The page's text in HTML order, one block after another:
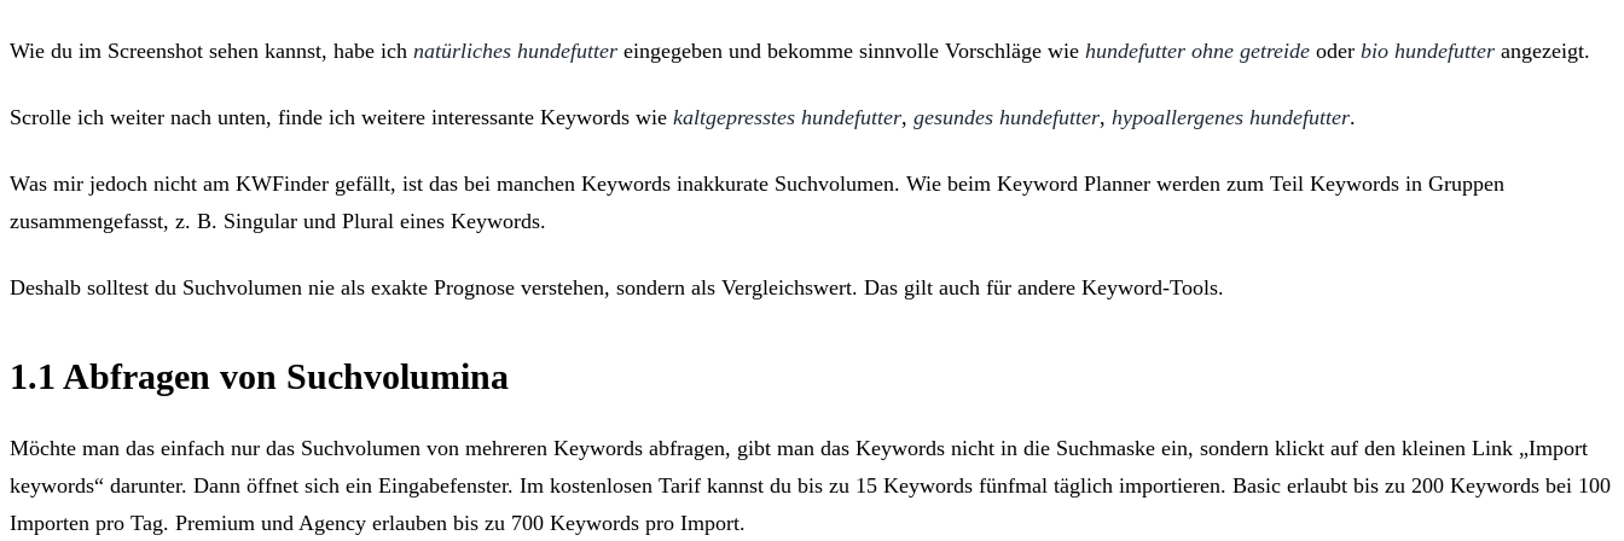
Wie du im Screenshot sehen kannst, habe ich natürliches hundefutter eingegeben und bekomme sinnvolle Vorschläge wie hundefutter ohne getreide oder bio hundefutter angezeigt.
Scrolle ich weiter nach unten, finde ich weitere interessante Keywords wie kaltgepresstes hundefutter, gesundes hundefutter, hypoallergenes hundefutter.
Was mir jedoch nicht am KWFinder gefällt, ist das bei manchen Keywords inakkurate Suchvolumen. Wie beim Keyword Planner werden zum Teil Keywords in Gruppen
zusammengefasst, z. B. Singular und Plural eines Keywords.
Deshalb solltest du Suchvolumen nie als exakte Prognose verstehen, sondern als Vergleichswert. Das gilt auch für andere Keyword-Tools.
1.1 Abfragen von Suchvolumina
Möchte man das einfach nur das Suchvolumen von mehreren Keywords abfragen, gibt man das Keywords nicht in die Suchmaske ein, sondern klickt auf den kleinen Link „Import
keywords“ darunter. Dann öffnet sich ein Eingabefenster. Im kostenlosen Tarif kannst du bis zu 15 Keywords fünfmal täglich importieren. Basic erlaubt bis zu 200 Keywords bei 100
Importen pro Tag. Premium und Agency erlauben bis zu 700 Keywords pro Import.